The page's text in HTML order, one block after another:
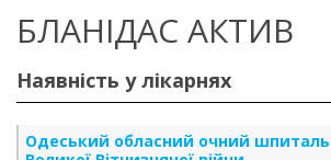
БЛАНІДАС АКТИВ
Наявність у лікарнях
Одеський обласний очний шпиталь